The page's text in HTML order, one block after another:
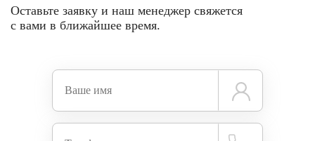
Оставьте заявку и наш менеджер свяжется
с вами в ближайшее время.